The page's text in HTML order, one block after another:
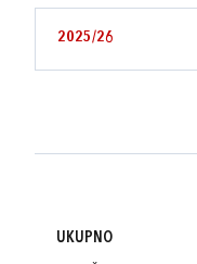
2025/26
UKUPNO